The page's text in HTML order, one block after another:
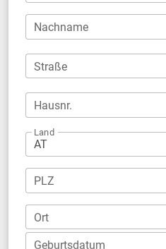
Nachname
Straße
Hausnr.
Land
PLZ
Ort
Geburtsdatum